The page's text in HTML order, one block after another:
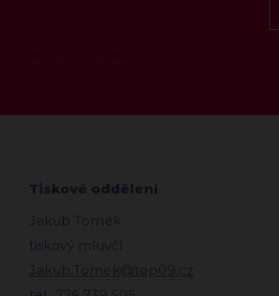
Tiskové oddělení
Jakub Tomek
tiskový mluvčí
Jakub.Tomek@top09.cz